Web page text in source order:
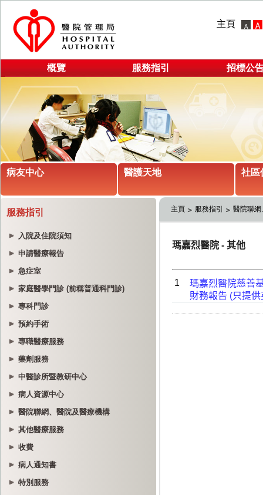
主頁
概覽 服務指引 招標公
病友中心 醫護天地 社區
服務指引
入院及住院須知
申請醫療報告
急症室
家庭醫學門診 (前稱普通科門診)
專科門診
預約手術
專職醫療服務
藥劑服務
中醫診所暨教研中心
病人資源中心
醫院聯網、醫院及醫療機構
其他醫療服務
收費
病人通知書
特別服務
主頁 服務指引 醫院聯網